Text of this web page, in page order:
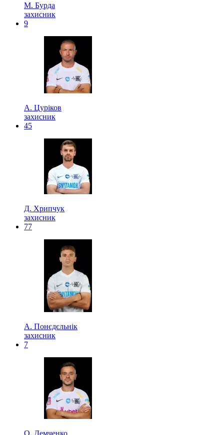
М. Бурда
захисник
9
А. Цуріков
захисник
45
Д. Хрипчук
захисник
77
А. Понєдєльнік
захисник
7
О. Демченко